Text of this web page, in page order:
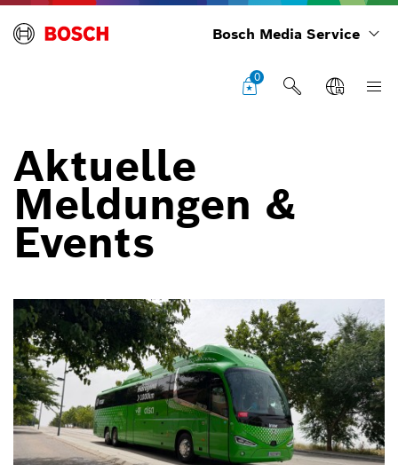
Bosch Media Service
0
Aktuelle
Meldungen &
Events